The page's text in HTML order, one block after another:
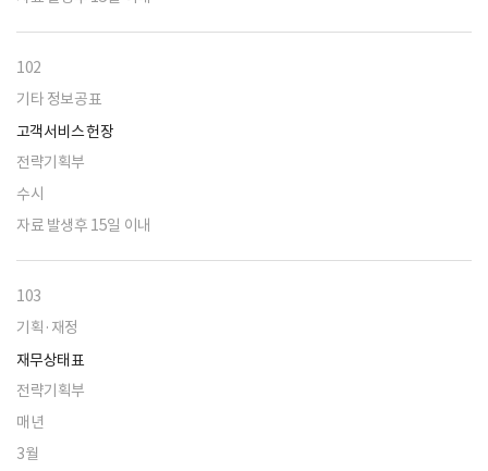
102
기타 정보공표
고객서비스 헌장
전략기획부
수시
자료 발생후 15일 이내
103
기획·재정
재무상태표
전략기획부
매년
3월